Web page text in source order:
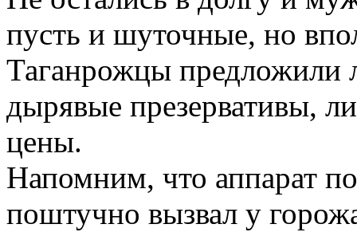
пусть и шуточные, но
Таганрожцы предложили
дырявые презервативы,
цены.
Напомним, что аппарат
поштучно вызвал у